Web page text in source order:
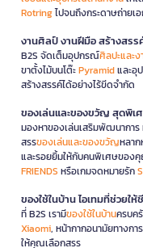
Rotringไปจนถึงกระดาษถ่ายเ
งานศิลป์ งานฝีมือ สร้างสรร
B2S จัดเต็มอุปกรณ์ศิลปะและ
ขาตั้งไม้บนโต๊ะPyramidและอุ
สร้างสรรค์ได้อย่างไร้ขีดจำกัด
ของเล่นและของขวัญ สุดพิเ
มองหาของเล่นเสริมพัฒนากา
สรรของเล่นและของขวัญหลาก
และรอยยิ้มให้กับคนพิเศษของคุ
FRIENDS หรือเกมจดหมายรัก
ของใช้ในบ้าน ไอเทมที่ช่วยใ
ที่ B2S เรามีของใช้ในบ้านครบค
Xiaomi, หน้ากากอนามัยทางก
ให้คุณเลือกสรร